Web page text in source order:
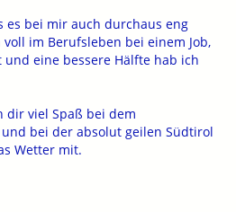
kommst Du hier nicht weit:
zu tun oder bekommt von
Ausgang oder hat berufliche
ist ziemlich umfangreich.
bin ich jedenfalls wegen des TMAX-
Südtirol-Tour für
es bei mir auch durchaus eng
im Berufsleben bei einem Job,
eine bessere Hälfte hab ich
dir viel Spaß bei dem
bei der absolut geilen Südtirol
Wetter mit.